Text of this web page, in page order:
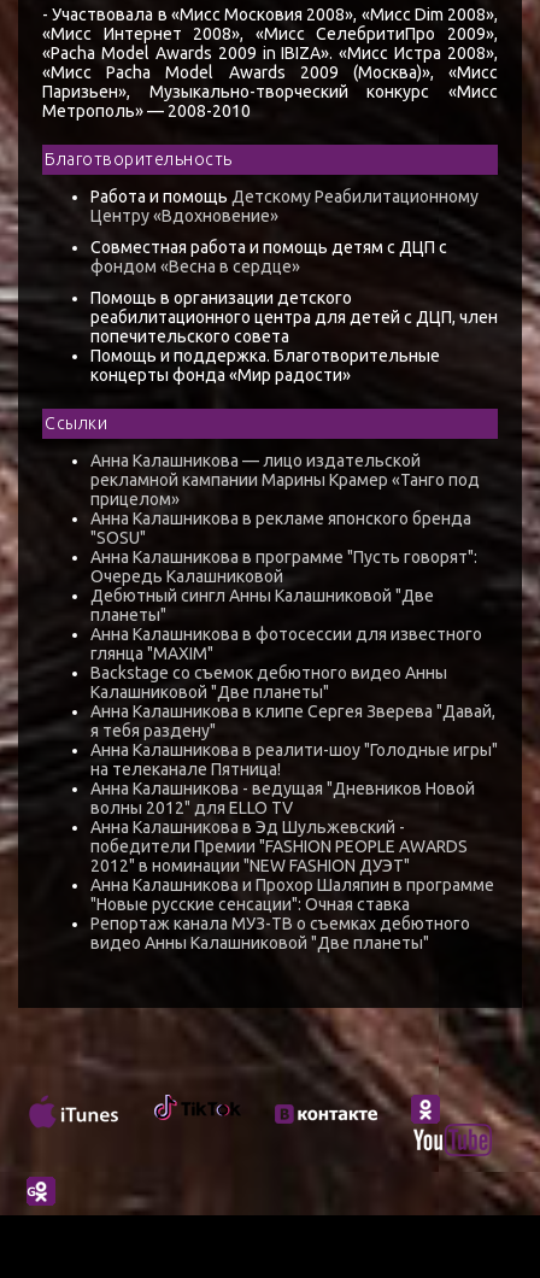
- Участвовала в «Мисс Московия 2008», «Мисс Dim 2008»,
«Мисс Интернет 2008», «Мисс СелебритиПро 2009»,
«Pacha Model Awards 2009 in IBIZA». «Мисс Истра 2008»,
«Мисс Pacha Model Awards 2009 (Москва)», «Мисс
Паризьен», Музыкально-творческий конкурс «Мисс
Метрополь» — 2008-2010
Благотворительность
Работа и помощь Детскому Реабилитационному
Центру «Вдохновение»
Совместная работа и помощь детям с ДЦП с
фондом «Весна в сердце»
Помощь в организации детского
реабилитационного центра для детей с ДЦП, член
попечительского совета
Помощь и поддержка. Благотворительные
концерты фонда «Мир радости»
Ссылки
Анна Калашникова — лицо издательской
рекламной кампании Марины Крамер «Танго под
прицелом»
Анна Калашникова в рекламе японского бренда
"SOSU"
Анна Калашникова в программе "Пусть говорят":
Очередь Калашниковой
Дебютный сингл Анны Калашниковой "Две
планеты"
Анна Калашникова в фотосессии для известного
глянца "MAXIM"
Backstage со съемок дебютного видео Анны
Калашниковой "Две планеты"
Анна Калашникова в клипе Сергея Зверева "Давай,
я тебя раздену"
Анна Калашникова в реалити-шоу "Голодные игры"
на телеканале Пятница!
Анна Калашникова - ведущая "Дневников Новой
волны 2012" для ELLO TV
Анна Калашникова в Эд Шульжевский -
победители Премии "FASHION PEOPLE AWARDS
2012" в номинации "NEW FASHION ДУЭТ"
Анна Калашникова и Прохор Шаляпин в программе
"Новые русские сенсации": Очная ставка
Репортаж канала МУЗ-ТВ о съемках дебютного
видео Анны Калашниковой "Две планеты"